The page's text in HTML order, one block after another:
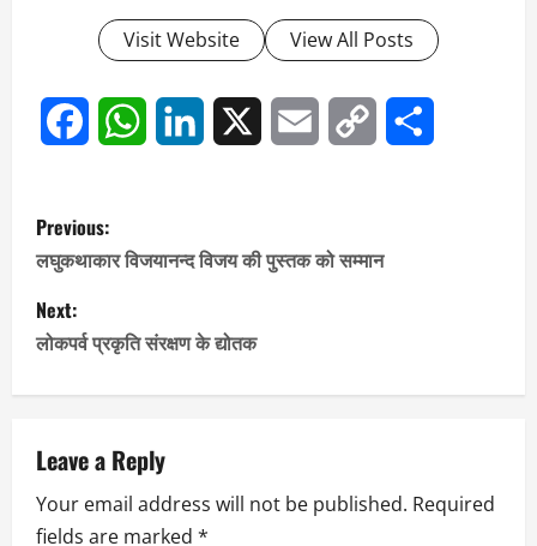
Visit Website View All Posts
FacebookWhatsAppLinkedIn Email
Copy
P
o
s
t
a
v
Previous:
लघुकथाकार विजयानन्द विजय की पुस्तक को सम्मान
Next:
लोकपर्व प्रकृति संरक्षण के द्योतक
Leave a Reply
Your email address will not be published. Required
fields are marked *